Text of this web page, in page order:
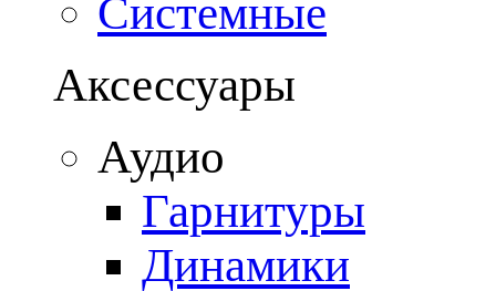
Системные
Аксессуары
Аудио
Гарнитуры
Динамики